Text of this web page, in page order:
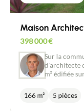
Maison
398 000€
Sur la
d'architecte
m² édifiée
proximité
les
166 m² 5 pièces